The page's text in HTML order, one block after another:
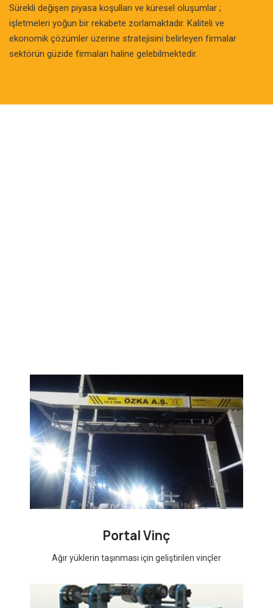
Sürekli değişen piyasa koşulları ve küresel oluşumlar ;
işletmeleri yoğun bir rekabete zorlamaktadır. Kaliteli ve
ekonomik çözümler üzerine stratejisini belirleyen firmalar
sektörün güzide firmaları haline gelebilmektedir.
Portal Vinç
Ağır yüklerin taşınması için geliştirilen vinçler